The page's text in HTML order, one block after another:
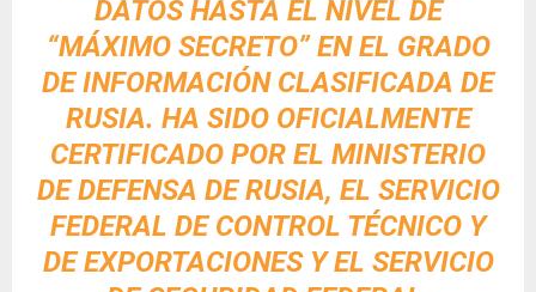
DATOS HASTA EL NIVEL DE
“MÁXIMO SECRETO” EN EL GRADO
DE INFORMACIÓN CLASIFICADA DE
RUSIA. HA SIDO OFICIALMENTE
CERTIFICADO POR EL MINISTERIO
DE DEFENSA DE RUSIA, EL SERVICIO
FEDERAL DE CONTROL TÉCNICO Y
DE EXPORTACIONES Y EL SERVICIO